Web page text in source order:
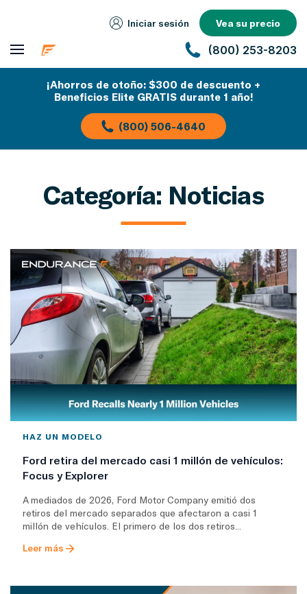
Iniciar sesión Vea su precio
(800) 253-8203
¡Ahorros de otoño: $300 de descuento +
Beneficios Elite GRATIS durante 1 año!
(800) 506-4640
Categoría: Noticias
HAZ UN MODELO
Ford retira del mercado casi 1 millón de vehículos:
Focus y Explorer
A mediados de 2026, Ford Motor Company emitió dos
retiros del mercado separados que afectaron a casi 1
millón de vehículos. El primero de los dos retiros...
Leer más